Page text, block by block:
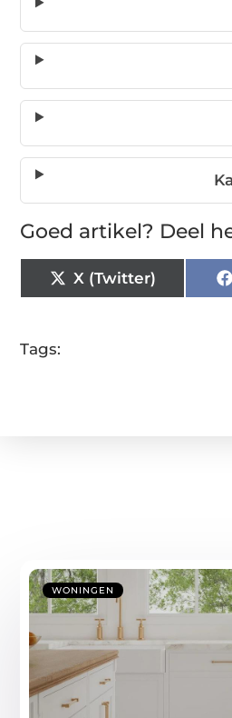
Goed artikel? Deel
X (Twitter)
Tags:
WONINGEN